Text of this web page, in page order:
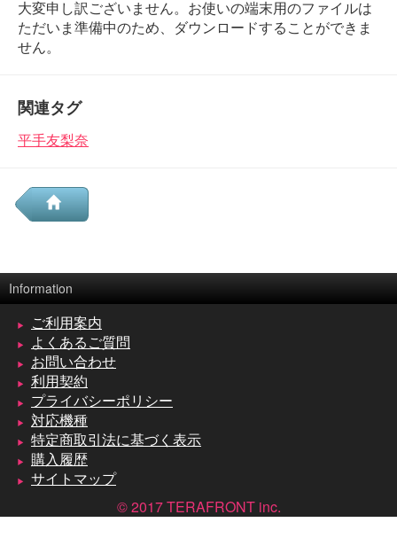
大変申し訳ございません。お使いの端末用のファイルは
ただいま準備中のため、ダウンロードすることができま
せん。
関連タグ
平手友梨奈
Information
ご利用案内
よくあるご質問
お問い合わせ
利用契約
プライバシーポリシー
対応機種
特定商取引法に基づく表示
購入履歴
サイトマップ
© 2017 TERAFRONT inc.